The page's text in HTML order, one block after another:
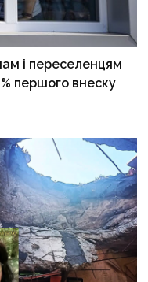
і переселенцям
першого внеску